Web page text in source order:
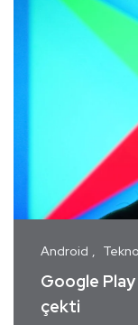
Android
Google
çekti